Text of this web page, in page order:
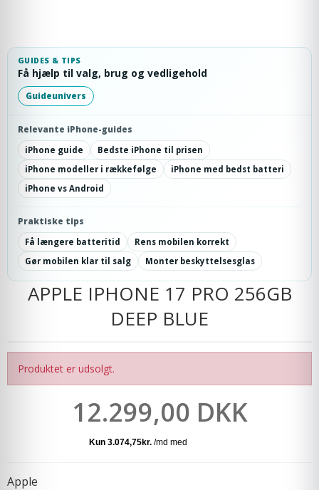
GUIDES & TIPS
Få hjælp til valg, brug og vedligehold
Guideunivers
Relevante iPhone-guides
iPhone guide
Bedste iPhone til prisen
iPhone modeller i rækkefølge
iPhone med bedst batteri
iPhone vs Android
Praktiske tips
Få længere batteritid
Rens mobilen korrekt
Gør mobilen klar til salg
Monter beskyttelsesglas
APPLE IPHONE 17 PRO 256GB
DEEP BLUE
Produktet er udsolgt.
12.299,00 DKK
Apple